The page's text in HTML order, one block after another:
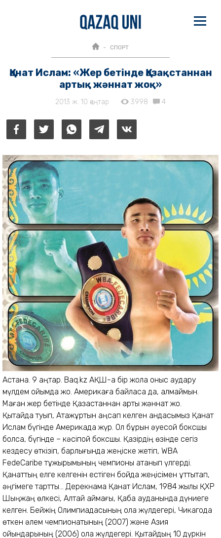
СПОРТ
Қанат Ислам: «Жер бетінде Қазақстаннан
артық жәннат жоқ»
2013 ж. 10 қаңтар 3998 4
Астана. 9 қаңтар. Baq.kz АҚШ-қа бір жола қоныс аудару
мүлдем ойымда жоқ. Америкаға байласа да, қалмаймын.
Маған жер бетінде Қазақстаннан артық жәннат жоқ.
Қытайда туып, Атажұртын аңсап келген қандасымыз Қанат
Ислам бүгінде Америкада жүр. Ол бұрын әуесқой боксшы
болса, бүгінде – кәсіпқой боксшы. Қазірдің өзінде сегіз
кездесу өткізіп, барлығында жеңіске жетіп, WBA
FedeCaribe тұжырымының чемпионы атанып үлгерді.
Қанаттың елге келгенін естіген бойда жеңісімен құттықтап,
әңгімеге тарттық... Дерекнама Қанат Ислам, 1984 жылы ҚХР
Шыңжаң өлкесі, Алтай аймағы, Қаба ауданында дүниеге
келген. Бейжің Олимпиадасының қола жүлдегері, Чикагода
өткен әлем чемпионатының (2007) және Азия
ойындарының (2006) қола жүлдегері. Қытайдың 10 дүркін